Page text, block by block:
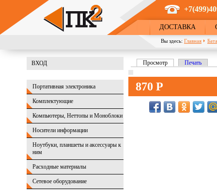
Перейти к основному содержанию
ДОСТАВКА
Вы здесь: Главная
ВХОД
Портативная электроника
Комплектующие
Компьютеры, Неттопы и Моноблоки
Носители информации
Ноутбуки, планшеты и аксессуары к
ним
Расходные материалы
Сетевое оборудование
Главные вкладки
Просмотр (активная вкладка)
Печать
870 Р